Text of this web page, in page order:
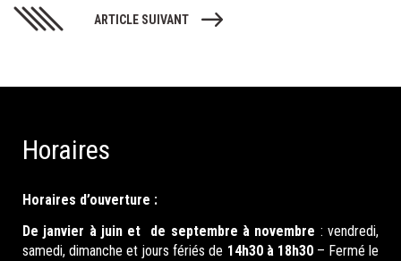
ARTICLE SUIVANT
Horaires
Horaires d’ouverture :
De janvier à juin et de septembre à novembre : vendredi,
samedi, dimanche et jours fériés de 14h30 à 18h30– Fermé le